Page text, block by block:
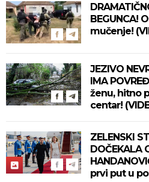
BEGUNCA!
mučenje!
JEZIVO
IMA
ženu, hitno
centar!
ZELENSKI
DOČEKALA
prvi put u